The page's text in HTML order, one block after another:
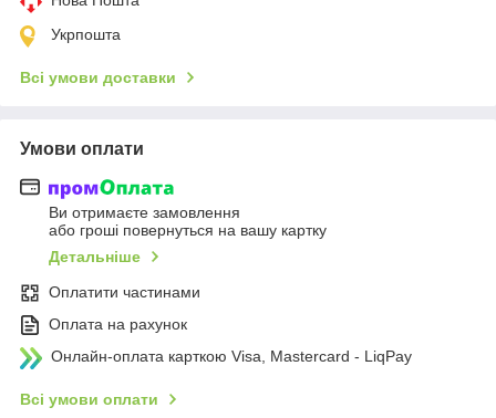
Укрпошта
Всі умови доставки
Умови оплати
Ви отримаєте замовлення
або гроші повернуться на вашу картку
Детальніше
Оплатити частинами
Оплата на рахунок
Онлайн-оплата карткою Visa, Mastercard - LiqPay
Всі умови оплати